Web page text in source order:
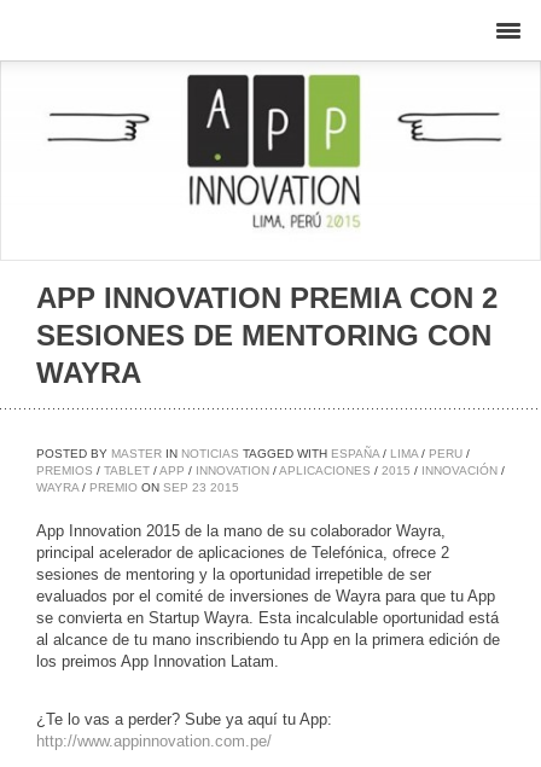
APP INNOVATION PREMIA CON 2
SESIONES DE MENTORING CON
WAYRA
POSTED BY MASTER IN NOTICIAS TAGGED WITH ESPAÑA / LIMA / PERU /
PREMIOS / TABLET /APP / INNOVATION /APLICACIONES / 2015 / INNOVACIÓN /
WAYRA / PREMIO ON SEP 23 2015
App Innovation 2015 de la mano de su colaborador Wayra,
principal acelerador de aplicaciones de Telefónica, ofrece 2
sesiones de mentoring y la oportunidad irrepetible de ser
evaluados por el comité de inversiones de Wayra para que tu App
se convierta en Startup Wayra. Esta incalculable oportunidad está
al alcance de tu mano inscribiendo tu App en la primera edición de
los preimos App Innovation Latam.
¿Te lo vas a perder? Sube ya aquí tu App:
http://www.appinnovation.com.pe/